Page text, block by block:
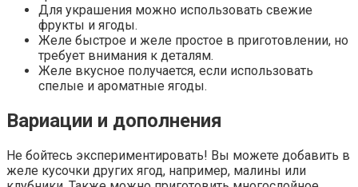
Для украшения можно использовать свежие
фрукты и ягоды.
Желе быстрое и желе простое в приготовлении, но
требует внимания к деталям.
Желе вкусное получается, если использовать
спелые и ароматные ягоды.
Вариации и дополнения
Не бойтесь экспериментировать! Вы можете добавить в
желе кусочки других ягод, например, малины или